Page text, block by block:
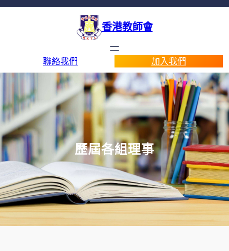
跳
香港教師會
聯絡我們 加入我們
歷屆各組理事